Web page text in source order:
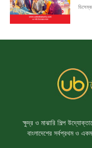
ক্ষুদ্র ও মাঝারি শিল্প
বাংলাদেশের সর্বপ্রথম ও